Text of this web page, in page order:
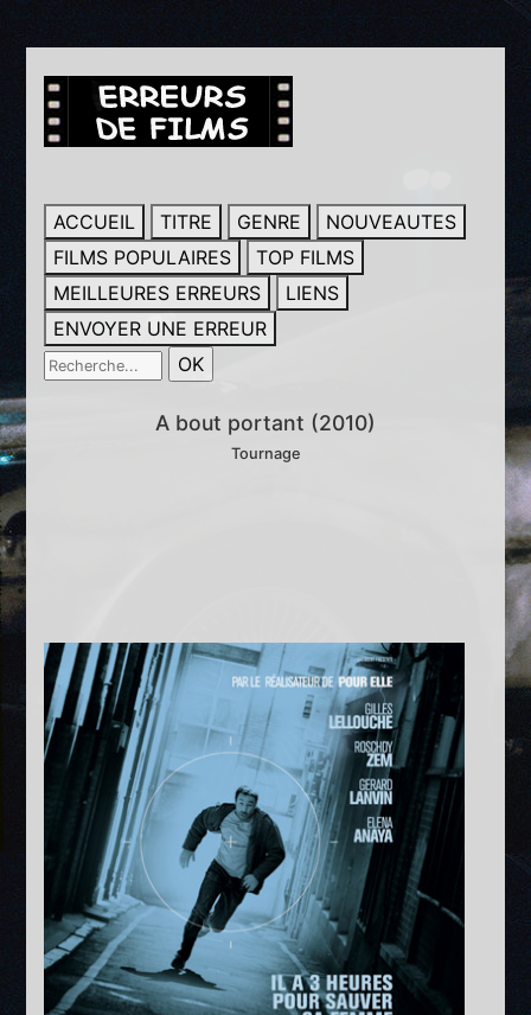
ACCUEIL TITRE GENRE
NOUVEAUTES
FILMS POPULAIRES
TOP FILMS
MEILLEURES ERREURS
LIENS
ENVOYER UNE ERREUR
A bout portant (2010)
Tournage